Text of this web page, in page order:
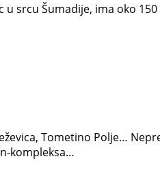
srcu Šumadije, ima oko
Tometino Polje…
kompleksa…